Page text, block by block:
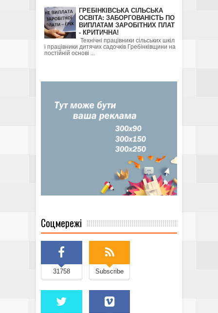
ГРЕБІНКІВСЬКА СІЛЬСЬКА
ОСВІТА: ЗАБОРГОВАНІСТЬ ПО
ВИПЛАТАМ ЗАРОБІТНИХ ПЛАТ
- КРИТИЧНА!
Технічні працівники сільських шкіл
і працівники дитячих садочків Гребінківщини на
постійній основі ...
Соцмережі
31758 Subscribe